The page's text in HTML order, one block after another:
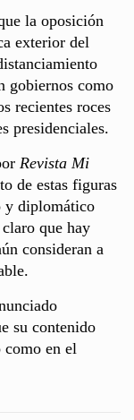
la oposición
exterior del
gobiernos como
recientes roces
presidenciales.
Revista Mi
de estas figuras
y diplomático
que hay
consideran a
su contenido
como en el